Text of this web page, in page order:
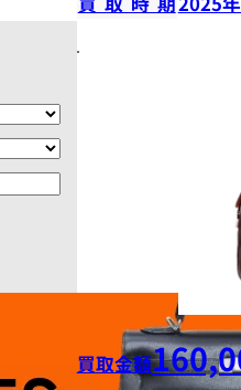
買取金額